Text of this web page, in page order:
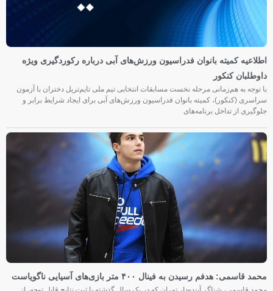
اطلاعیه کمیته بانوان فدراسیون ورزش‌های آبی درباره رکوردگیری ویژه
داوطلبان کنکور
با توجه به هم‌زمانی مرحله نخست مسابقات انتخابی تیم ملی تایم‌تریل دختران با آزمون
سراسری (کنکور)، کمیته بانوان فدراسیون ورزش‌های آبی برای ایجاد شرایط برابر و
جلوگیری از تداخل برنامه‌های
محمد قاسمی: هدفم رسیدن به فینال ۴۰۰ متر بازی‌های آسیایی ناگویاست